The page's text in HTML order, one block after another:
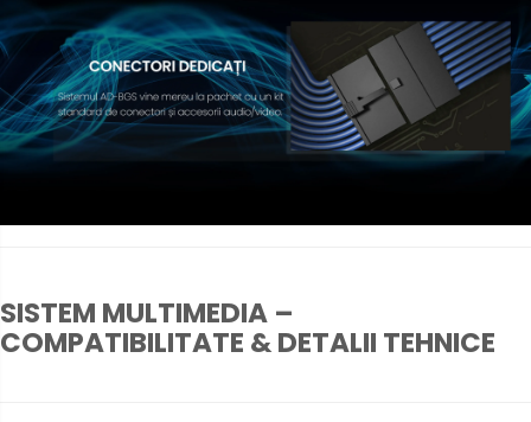
SISTEM MULTIMEDIA –
COMPATIBILITATE & DETALII TEHNICE